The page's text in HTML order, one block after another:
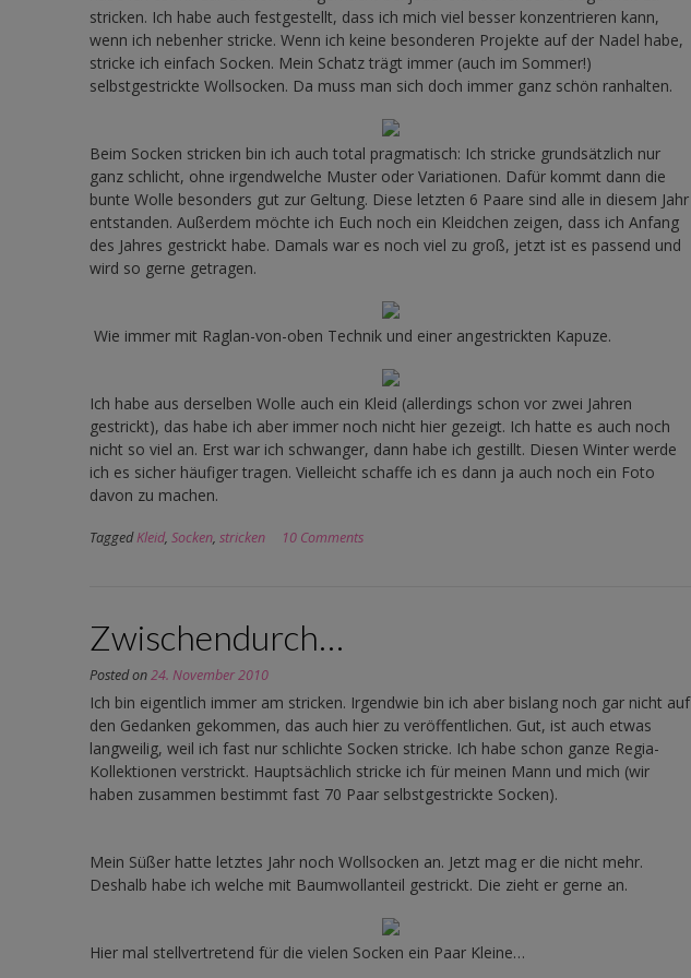
stricken. Ich habe auch festgestellt, dass ich mich viel besser konzentrieren kann,
wenn ich nebenher stricke. Wenn ich keine besonderen Projekte auf der Nadel habe,
stricke ich einfach Socken. Mein Schatz trägt immer (auch im Sommer!)
selbstgestrickte Wollsocken. Da muss man sich doch immer ganz schön ranhalten.
Beim Socken stricken bin ich auch total pragmatisch: Ich stricke grundsätzlich nur
ganz schlicht, ohne irgendwelche Muster oder Variationen. Dafür kommt dann die
bunte Wolle besonders gut zur Geltung. Diese letzten 6 Paare sind alle in diesem Jahr
entstanden. Außerdem möchte ich Euch noch ein Kleidchen zeigen, dass ich Anfang
des Jahres gestrickt habe. Damals war es noch viel zu groß, jetzt ist es passend und
wird so gerne getragen.
Wie immer mit Raglan-von-oben Technik und einer angestrickten Kapuze.
Ich habe aus derselben Wolle auch ein Kleid (allerdings schon vor zwei Jahren
gestrickt), das habe ich aber immer noch nicht hier gezeigt. Ich hatte es auch noch
nicht so viel an. Erst war ich schwanger, dann habe ich gestillt. Diesen Winter werde
ich es sicher häufiger tragen. Vielleicht schaffe ich es dann ja auch noch ein Foto
davon zu machen.
TaggedKleid, Socken, stricken 10 Comments
Zwischendurch…
Posted on24. November 2010
Ich bin eigentlich immer am stricken. Irgendwie bin ich aber bislang noch gar nicht auf
den Gedanken gekommen, das auch hier zu veröffentlichen. Gut, ist auch etwas
langweilig, weil ich fast nur schlichte Socken stricke. Ich habe schon ganze Regia-
Kollektionen verstrickt. Hauptsächlich stricke ich für meinen Mann und mich (wir
haben zusammen bestimmt fast 70 Paar selbstgestrickte Socken).
Mein Süßer hatte letztes Jahr noch Wollsocken an. Jetzt mag er die nicht mehr.
Deshalb habe ich welche mit Baumwollanteil gestrickt. Die zieht er gerne an.
Hier mal stellvertretend für die vielen Socken ein Paar Kleine…